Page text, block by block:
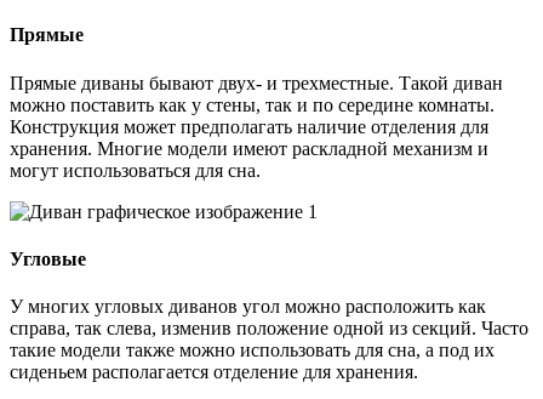
Прямые
Прямые диваны бывают двух- и трехместные. Такой диван
можно поставить как у стены, так и по середине комнаты.
Конструкция может предполагать наличие отделения для
хранения. Многие модели имеют раскладной механизм и
могут использоваться для сна.
Угловые
У многих угловых диванов угол можно расположить как
справа, так слева, изменив положение одной из секций. Часто
такие модели также можно использовать для сна, а под их
сиденьем располагается отделение для хранения.